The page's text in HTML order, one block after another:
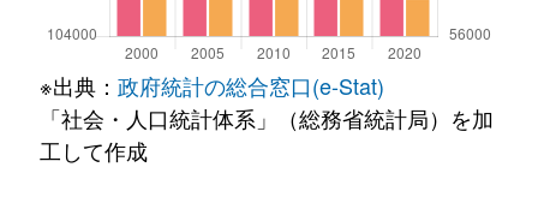
※出典： 政府統計の総合窓口(e-Stat)
「社会・人口統計体系」（総務省統計局）を加
工して作成